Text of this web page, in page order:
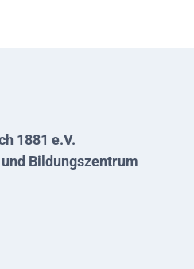
1881 e.V.
Bildungszentrum